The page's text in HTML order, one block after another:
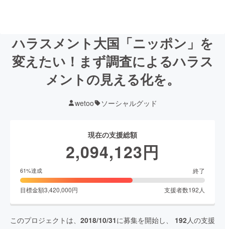
ハラスメント大国「ニッポン」を
変えたい！まず調査によるハラス
メントの見える化を。
wetoo ソーシャルグッド
現在の支援総額
2,094,123円
61%達成 終了
目標金額3,420,000円 支援者数192 人
このプロジェクトは、 2018/10/31に募集を開始し、 192人の支援